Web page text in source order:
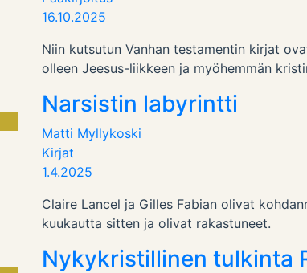
16.10.2025
Niin kutsutun Vanhan testamentin kirjat
olleen Jeesus-liikkeen ja myöhemmän
Narsistin labyrintti
Matti Myllykoski
Kirjat
1.4.2025
Claire Lancel ja Gilles Fabian olivat
kuukautta sitten ja olivat rakastuneet.
Nykykristillinen tulkinta